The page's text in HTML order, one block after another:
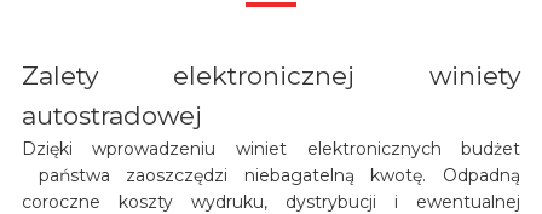
Zalety elektronicznej winiety
autostradowej
Dzięki wprowadzeniu winiet elektronicznych budżet
państwa zaoszczędzi niebagatelną kwotę. Odpadną
coroczne koszty wydruku, dystrybucji i ewentualnej